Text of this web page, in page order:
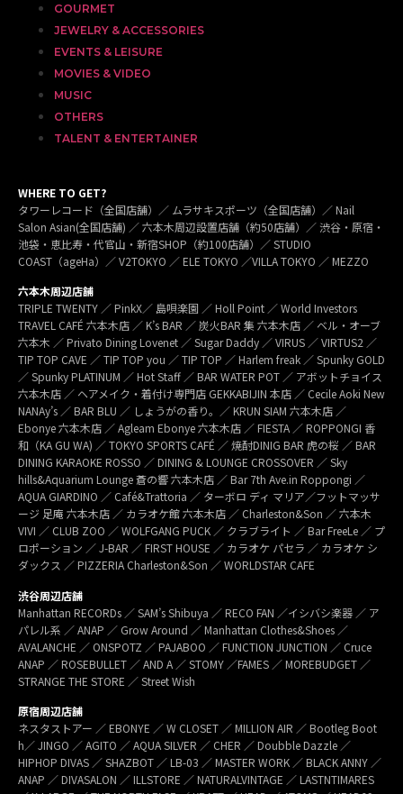
GOURMET
JEWELRY & ACCESSORIES
EVENTS & LEISURE
MOVIES & VIDEO
MUSIC
OTHERS
TALENT & ENTERTAINER
WHERE TO GET?
タワーレコード（全国店舗）／ ムラサキスポーツ（全国店舗）／ Nail
Salon Asian(全国店舗) ／ 六本木周辺設置店舗（約50店舗）／ 渋谷・原宿・
池袋・恵比寿・代官山・新宿SHOP（約100店舗）／ STUDIO
COAST（ageHa）／ V2TOKYO ／ ELE TOKYO ／VILLA TOKYO ／ MEZZO
六本木周辺店舗
TRIPLE TWENTY ／ PinkX／ 島唄楽園 ／ Holl Point ／ World Investors
TRAVEL CAFÉ 六本木店 ／ K’s BAR ／ 炭火BAR 集 六本木店 ／ ベル・オーブ
六本木 ／ Privato Dining Lovenet ／ Sugar Daddy ／ VIRUS ／ VIRTUS2 ／
TIP TOP CAVE ／ TIP TOP you ／ TIP TOP ／ Harlem freak ／ Spunky GOLD
／ Spunky PLATINUM ／ Hot Staff ／ BAR WATER POT ／ アボットチョイス
六本木店 ／ ヘアメイク・着付け専門店 GEKKABIJIN 本店 ／ Cecile Aoki New
NANAy’s ／ BAR BLU ／ しょうがの香り。／ KRUN SIAM 六本木店 ／
Ebonye 六本木店 ／ Agleam Ebonye 六本木店 ／ FIESTA ／ ROPPONGI 香
和（KA GU WA) ／ TOKYO SPORTS CAFÉ ／ 焼酎DINIG BAR 虎の桜 ／ BAR
DINING KARAOKE ROSSO ／ DINING & LOUNGE CROSSOVER ／ Sky
hills&Aquarium Lounge 蒼の響 六本木店 ／ Bar 7th Ave.in Roppongi ／
AQUA GIARDINO ／ Café&Trattoria ／ ターボロ ディ マリア／フットマッサ
ージ 足庵 六本木店 ／ カラオケ館 六本木店 ／ Charleston&Son ／ 六本木
VIVI ／ CLUB ZOO ／ WOLFGANG PUCK ／ クラブライト ／ Bar FreeLe ／ プ
ロポーション ／ J-BAR ／ FIRST HOUSE ／ カラオケ パセラ ／ カラオケ シ
ダックス ／ PIZZERIA Charleston&Son ／ WORLDSTAR CAFE
渋谷周辺店舗
Manhattan RECORDs ／ SAM’s Shibuya ／ RECO FAN ／イシバシ楽器 ／ ア
パレル系 ／ ANAP ／ Grow Around ／ Manhattan Clothes&Shoes ／
AVALANCHE ／ ONSPOTZ ／ PAJABOO ／ FUNCTION JUNCTION ／ Cruce
ANAP ／ ROSEBULLET ／ AND A ／ STOMY ／FAMES ／ MOREBUDGET ／
STRANGE THE STORE ／ Street Wish
原宿周辺店舗
ネスタストアー ／ EBONYE ／ W CLOSET ／ MILLION AIR ／ Bootleg Boot
h／ JINGO ／ AGITO ／ AQUA SILVER ／ CHER ／ Doubble Dazzle ／
HIPHOP DIVAS ／ SHAZBOT ／ LB-03 ／ MASTER WORK ／ BLACK ANNY ／
ANAP ／ DIVASALON ／ ILLSTORE ／ NATURALVINTAGE ／ LASTNTIMARES